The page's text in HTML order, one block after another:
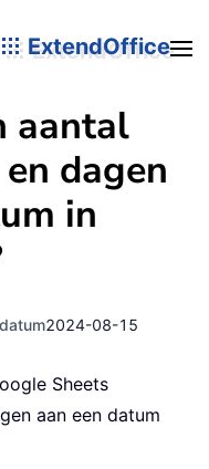
ExtendOffice
aantal
dagen
in
2024-08-15
Sheets
aan een datum